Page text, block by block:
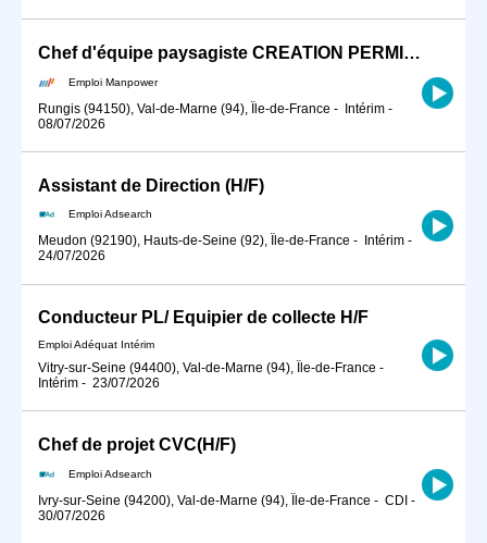
Chef d'équipe paysagiste CREATION PERMIS B (H/F)
Emploi Manpower
Rungis (94150), Val-de-Marne (94), Île-de-France - Intérim -
08/07/2026
Assistant de Direction (H/F)
Emploi Adsearch
Meudon (92190), Hauts-de-Seine (92), Île-de-France - Intérim -
24/07/2026
Conducteur PL/ Equipier de collecte H/F
Emploi Adéquat Intérim
Vitry-sur-Seine (94400), Val-de-Marne (94), Île-de-France -
Intérim - 23/07/2026
Chef de projet CVC(H/F)
Emploi Adsearch
Ivry-sur-Seine (94200), Val-de-Marne (94), Île-de-France - CDI -
30/07/2026